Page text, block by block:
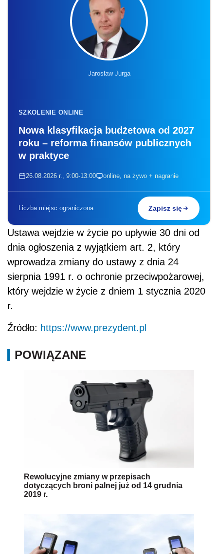
Jarosław Jurga
SZKOLENIE ONLINE
Nowa klasyfikacja budżetowa od 2027
roku – reforma finansów publicznych
w praktyce
26.08.2026 r., 9:00-13:00 online, na żywo + nagranie
Liczba miejsc ograniczona Zapisz się
Ustawa wejdzie w życie po upływie 30 dni od
dnia ogłoszenia z wyjątkiem art. 2, który
wprowadza zmiany do ustawy z dnia 24
sierpnia 1991 r. o ochronie przeciwpożarowej,
który wejdzie w życie z dniem 1 stycznia 2020
r.
Źródło: https://www.prezydent.pl
POWIĄZANE
Rewolucyjne zmiany w przepisach
dotyczących broni palnej już od 14 grudnia
2019 r.